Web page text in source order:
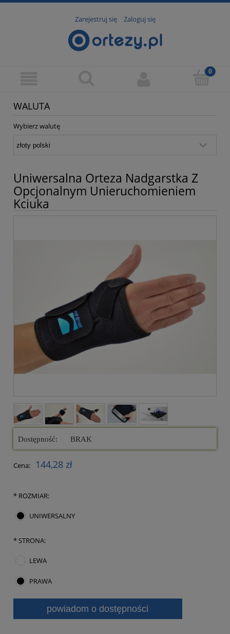
Zarejestruj się Zaloguj się
WALUTA
Wybierz walutę
Uniwersalna Orteza Nadgarstka Z
Opcjonalnym Unieruchomieniem
Kciuka
Dostępność: BRAK
Cena: 144,28 zł
* ROZMIAR:
UNIWERSALNY
*STRONA:
LEWA
PRAWA
powiadom o dostępności